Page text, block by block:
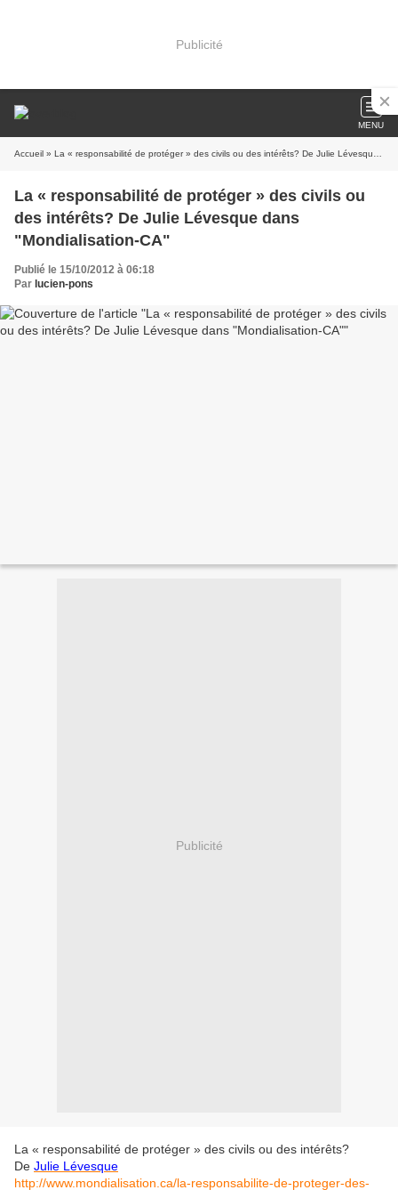
Publicité
MENU
Accueil » La « responsabilité de protéger » des civils ou des intérêts? De Julie Lévesque dans "Mondialisation-CA"
La « responsabilité de protéger » des civils ou
des intérêts? De Julie Lévesque dans
"Mondialisation-CA"
Publié le 15/10/2012 à 06:18
Par lucien-pons
Publicité
La « responsabilité de protéger » des civils ou des intérêts?
De Julie Lévesque
http://www.mondialisation.ca/la-responsabilite-de-proteger-des-